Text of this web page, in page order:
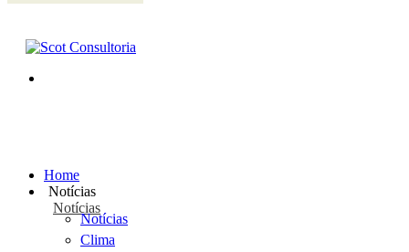
Home
Notícias
Notícias
Notícias
Clima